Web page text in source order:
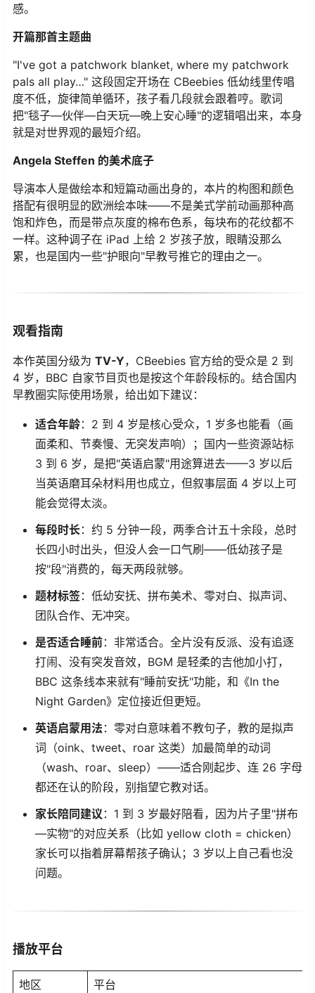
感。
开篇那首主题曲
"I've got a patchwork blanket, where my patchwork
pals all play…" 这段固定开场在 CBeebies 低幼线里传唱
度不低，旋律简单循环，孩子看几段就会跟着哼。歌词
把"毯子—伙伴—白天玩—晚上安心睡"的逻辑唱出来，本身
就是对世界观的最短介绍。
Angela Steffen 的美术底子
导演本人是做绘本和短篇动画出身的，本片的构图和颜色
搭配有很明显的欧洲绘本味——不是美式学前动画那种高
饱和炸色，而是带点灰度的棉布色系，每块布的花纹都不
一样。这种调子在 iPad 上给 2 岁孩子放，眼睛没那么
累，也是国内一些"护眼向"早教号推它的理由之一。
观看指南
本作英国分级为 TV-Y，CBeebies 官方给的受众是 2 到
4 岁，BBC 自家节目页也是按这个年龄段标的。结合国内
早教圈实际使用场景，给出如下建议：
适合年龄：2 到 4 岁是核心受众，1 岁多也能看（画
面柔和、节奏慢、无突发声响）；国内一些资源站标
3 到 6 岁，是把"英语启蒙"用途算进去——3 岁以后
当英语磨耳朵材料用也成立，但叙事层面 4 岁以上可
能会觉得太淡。
每段时长：约 5 分钟一段，两季合计五十余段，总时
长四小时出头，但没人会一口气刷——低幼孩子是
按"段"消费的，每天两段就够。
题材标签：低幼安抚、拼布美术、零对白、拟声词、
团队合作、无冲突。
是否适合睡前：非常适合。全片没有反派、没有追逐
打闹、没有突发音效，BGM 是轻柔的吉他加小打，
BBC 这条线本来就有"睡前安抚"功能，和《In the
Night Garden》定位接近但更短。
英语启蒙用法 ：零对白意味着不教句子，教的是拟声
词（oink、tweet、roar 这类）加最简单的动词
（wash、roar、sleep）——适合刚起步、连 26 字母
都还在认的阶段，别指望它教对话。
家长陪同建议 ：1 到 3 岁最好陪看，因为片子里"拼布
—实物"的对应关系（比如 yellow cloth = chicken）
家长可以指着屏幕帮孩子确认；3 岁以上自己看也没
问题。
播放平台
地区 平台